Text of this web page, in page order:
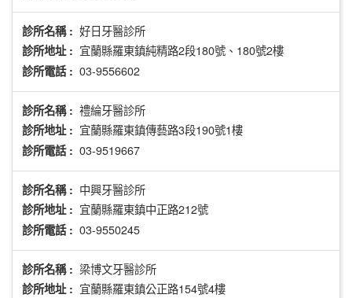
診所名稱 : 好日牙醫診所
診所地址 : 宜蘭縣羅東鎮純精路2段180號、180號2樓
診所電話 : 03-9556602
診所名稱 : 禮綸牙醫診所
診所地址 : 宜蘭縣羅東鎮傳藝路3段190號1樓
診所電話 : 03-9519667
診所名稱 : 中興牙醫診所
診所地址 : 宜蘭縣羅東鎮中正路212號
診所電話 : 03-9550245
診所名稱 : 梁博文牙醫診所
診所地址 : 宜蘭縣羅東鎮公正路154號4樓